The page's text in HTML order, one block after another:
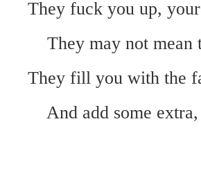
They fuck you up,
They may not
They fill you with the
And add some